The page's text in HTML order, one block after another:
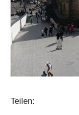
Teilen: